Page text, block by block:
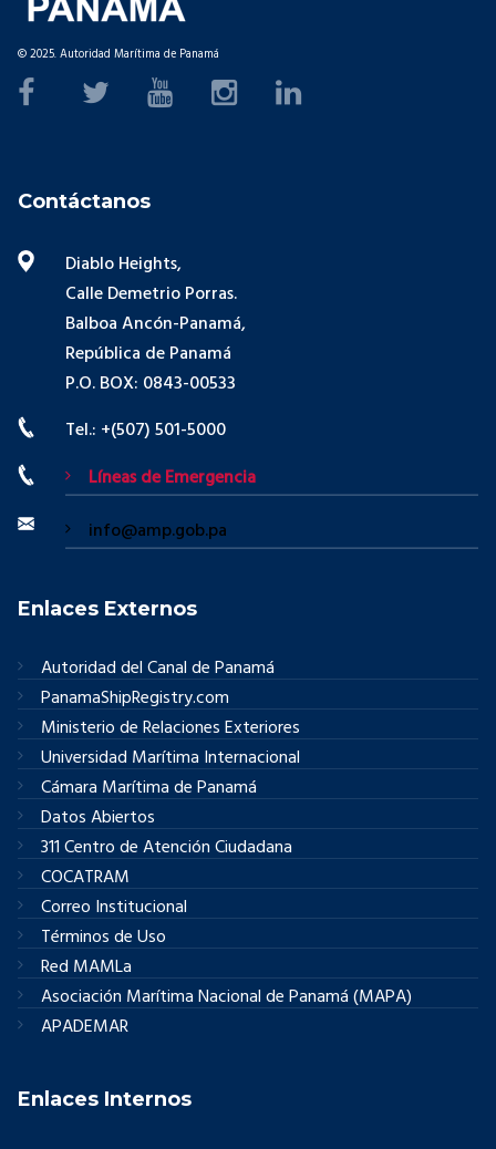
© 2025. Autoridad Marítima de Panamá
Contáctanos
Diablo Heights,
Calle Demetrio Porras.
Balboa Ancón-Panamá,
República de Panamá
P.O. BOX: 0843-00533
Tel.: +(507) 501-5000
Líneas de Emergencia
info@amp.gob.pa
Enlaces Externos
Autoridad del Canal de Panamá
PanamaShipRegistry.com
Ministerio de Relaciones Exteriores
Universidad Marítima Internacional
Cámara Marítima de Panamá
Datos Abiertos
311 Centro de Atención Ciudadana
COCATRAM
Correo Institucional
Términos de Uso
Red MAMLa
Asociación Marítima Nacional de Panamá (MAPA)
APADEMAR
Enlaces Internos